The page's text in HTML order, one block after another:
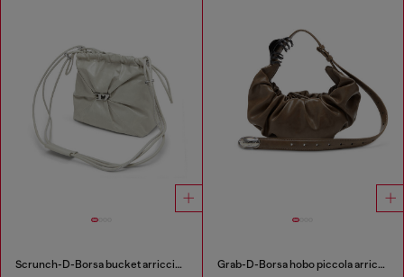
Scrunch-D-Borsa bucket arricciata in pelle lucida Grab-D-Borsa hobo piccola arricciata